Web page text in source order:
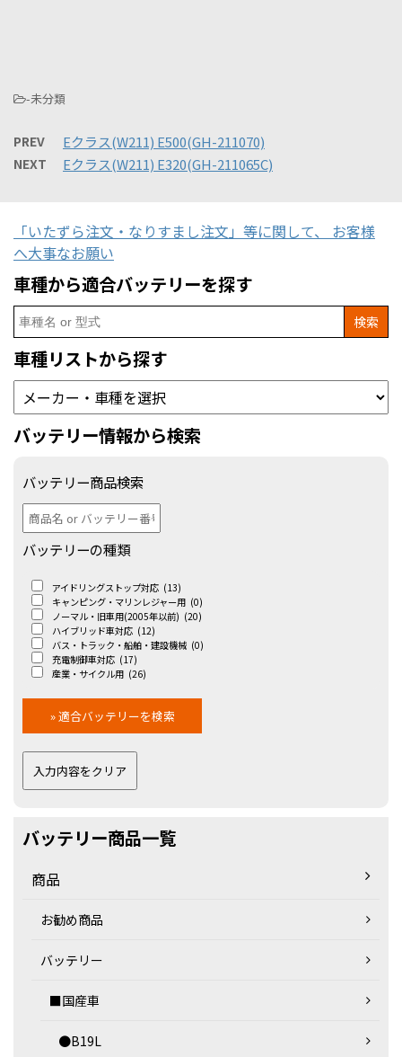
-未分類
PREV Eクラス(W211) E500(GH-211070)
NEXT Eクラス(W211) E320(GH-211065C)
「いたずら注文・なりすまし注文」等に関して、 お客様
へ大事なお願い
車種から適合バッテリーを探す
Search
for:
車種リストから探す
バッテリー情報から検索
バッテリー商品検索
バッテリーの種類
アイドリングストップ対応 (13)
キャンピング・マリンレジャー用 (0)
ノーマル・旧車用(2005年以前) (20)
ハイブリッド車対応 (12)
バス・トラック・船舶・建設機械 (0)
充電制御車対応 (17)
産業・サイクル用 (26)
バッテリー商品一覧
商品
お勧め商品
バッテリー
■国産車
●B19L